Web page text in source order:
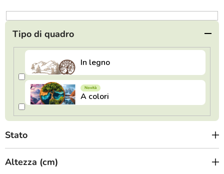
o
d
t
t
i
Tipo di quadro
Stato
Altezza (cm)